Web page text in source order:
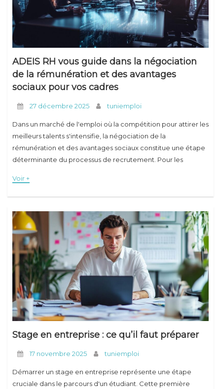
ADEIS RH vous guide dans la négociation
de la rémunération et des avantages
sociaux pour vos cadres
27 décembre 2025 tuniemploi
Dans un marché de l'emploi où la compétition pour attirer les
meilleurs talents s'intensifie, la négociation de la
rémunération et des avantages sociaux constitue une étape
déterminante du processus de recrutement. Pour les
Voir +
Stage en entreprise : ce qu’il faut préparer
17 novembre 2025 tuniemploi
Démarrer un stage en entreprise représente une étape
cruciale dans le parcours d'un étudiant. Cette première